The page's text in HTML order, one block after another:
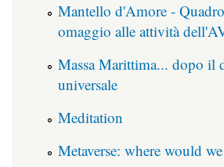
Mantello d'Amore -
omaggio alle attività
Massa Marittima... dopo il
universale
Meditation
Metaverse: where would